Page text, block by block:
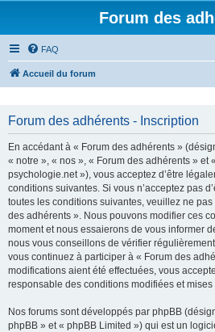
Forum des
FAQ
Accueil du forum
Forum des adhérents - Inscription
En accédant à « Forum des adhérents »
« notre », « nos », « Forum des adhérents » et
psychologie.net »), vous acceptez d’être
conditions suivantes. Si vous n’acceptez pas
toutes les conditions suivantes, veuillez ne
des adhérents ». Nous pouvons modifier ces
moment et nous essaierons de vous informer
nous vous conseillons de vérifier
vous continuez à participer à « Forum des
modifications aient été effectuées, vous
responsable des conditions modifiées et mises
Nos forums sont développés par phpBB
phpBB » et « phpBB Limited ») qui est un